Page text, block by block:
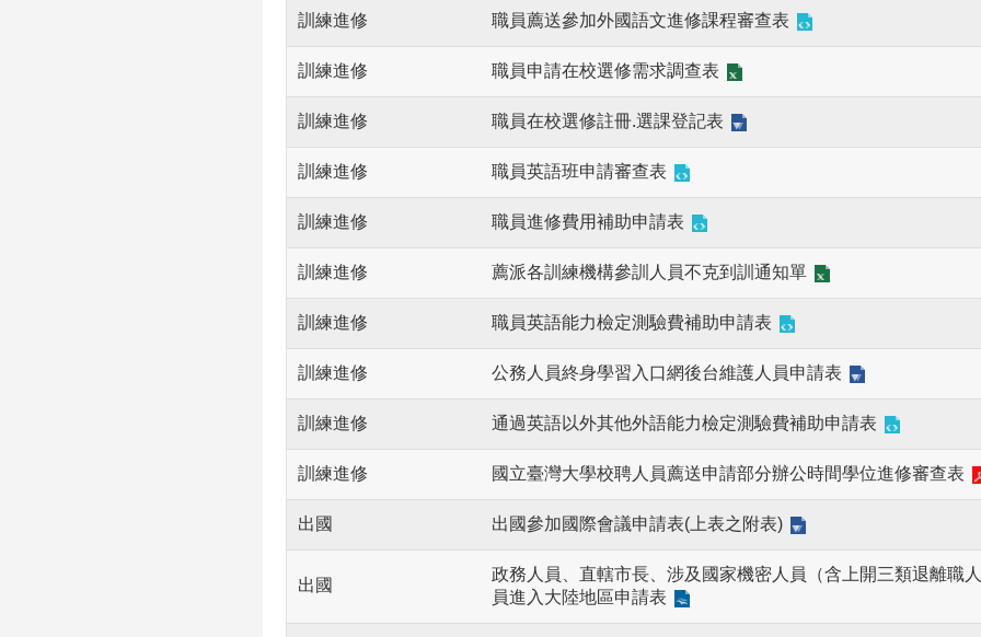
訓練進修 職員薦送參加外國語文進修課程審查表
訓練進修 職員申請在校選修需求調查表
訓練進修 職員在校選修註冊.選課登記表
訓練進修 職員英語班申請審查表
訓練進修 職員進修費用補助申請表
訓練進修 薦派各訓練機構參訓人員不克到訓通知單
訓練進修 職員英語能力檢定測驗費補助申請表
訓練進修 公務人員終身學習入口網後台維護人員申請表
訓練進修 通過英語以外其他外語能力檢定測驗費補助申請表
訓練進修 國立臺灣大學校聘人員薦送申請部分辦公時間學位進修審查表
出國 出國參加國際會議申請表(上表之附表)
出國
政務人員、直轄市長、涉及國家機密人員（含上開三類退離職
員進入大陸地區申請表